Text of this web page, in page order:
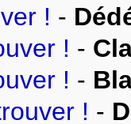
! -
! -
! -
! -